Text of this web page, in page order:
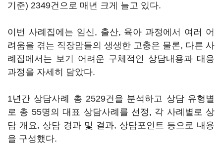
기준) 2349건으로 매년 크게 늘고 있다.
이번 사례집에는 임신, 출산, 육아 과정에서 여러 어
려움을 겪는 직장맘들의 생생한 고충은 물론, 다른 사
례집에서는 보기 어려운 구체적인 상담내용과 대응
과정을 자세히 담았다.
1년간 상담사례 총 2529건을 분석하고 상담 유형별
로 총 55명의 대표 상담사례를 선정, 각 사례별로 상
담 개요, 상담 경과 및 결과, 상담포인트 등으로 내용
을 구성했다.